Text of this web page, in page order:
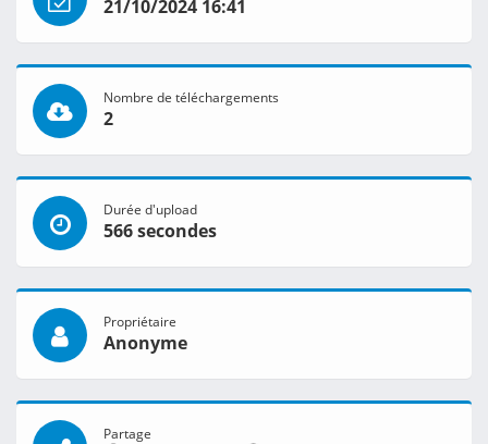
21/10/2024 16:41
Nombre de téléchargements
2
Durée d'upload
566 secondes
Propriétaire
Anonyme
Partage